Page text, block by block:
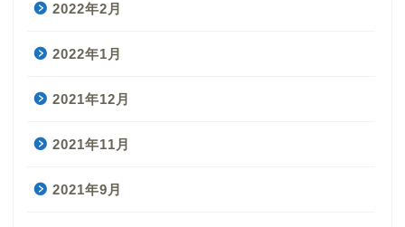
2022年2月
2022年1月
2021年12月
2021年11月
2021年9月